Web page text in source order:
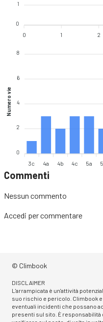
1
0
0 1 2
8
6
4
2
0
Numero vie
3c 4a 4b 4c 5a
Commenti
Nessun commento
Accedi per commentare
© Climbook
DISCLAIMER
L'arrampicata è un'attività
suo rischio e pericolo. Climbook
eventuali incidenti che possano
presenti sul sito. È